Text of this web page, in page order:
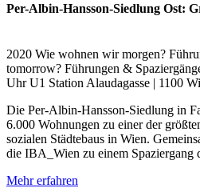
Per-Albin-Hansson-Siedlung Ost:
2020 Wie wohnen wir morgen?
tomorrow? Führungen &
Uhr U1 Station Alaudagasse | 1100
Die Per-Albin-Hansson-Siedlung in
6.000 Wohnungen zu einer der
sozialen Städtebaus in Wien.
die IBA_Wien zu einem Spaziergang
Mehr erfahren